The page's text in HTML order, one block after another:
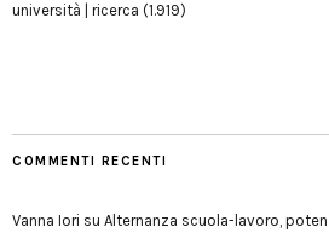
università | ricerca (1.919)
COMMENTI RECENTI
Vanna Iori su Alternanza scuola-lavoro,